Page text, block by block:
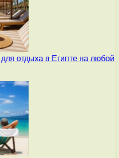
отдыха в Египте на любой